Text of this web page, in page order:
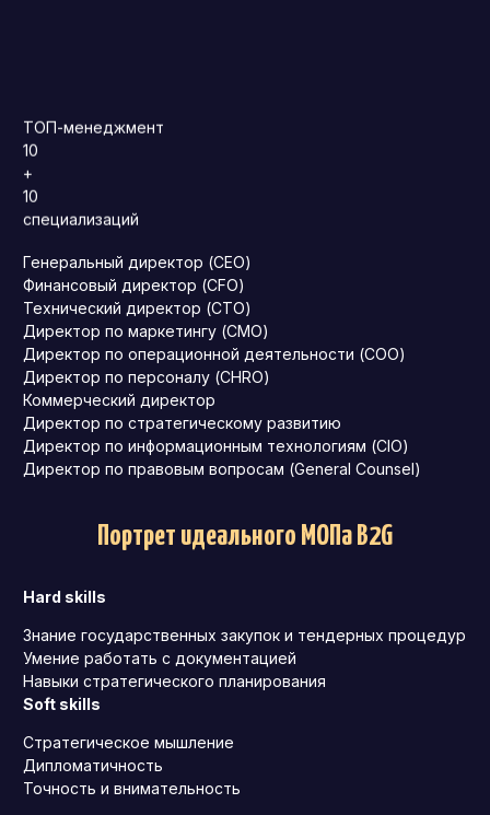
ТОП-менеджмент
10
+
10
специализаций
Генеральный директор (CEO)
Финансовый директор (CFO)
Технический директор (CTO)
Директор по маркетингу (CMO)
Директор по операционной деятельности (COO)
Директор по персоналу (CHRO)
Коммерческий директор
Директор по стратегическому развитию
Директор по информационным технологиям (CIO)
Директор по правовым вопросам (General Counsel)
Портрет идеального МОПа B2G
Hard skills
Знание государственных закупок и тендерных процедур
Умение работать с документацией
Навыки стратегического планирования
Soft skills
Стратегическое мышление
Дипломатичность
Точность и внимательность